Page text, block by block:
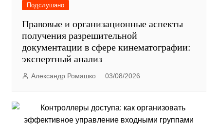
Подслушано
Правовые и организационные аспекты
получения разрешительной
документации в сфере кинематографии:
экспертный анализ
Александр Ромашко 03/08/2026